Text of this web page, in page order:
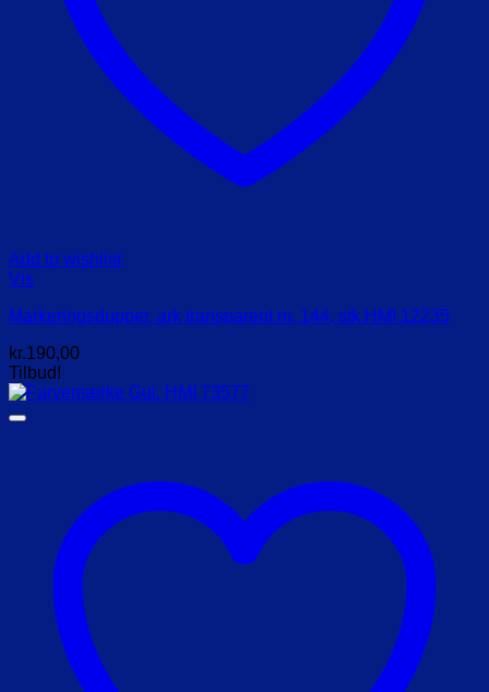
Add to wishlist
Vis
Markeringsdupper, ark transparent m. 144, stk HMI 12235
kr.190,00
Tilbud!